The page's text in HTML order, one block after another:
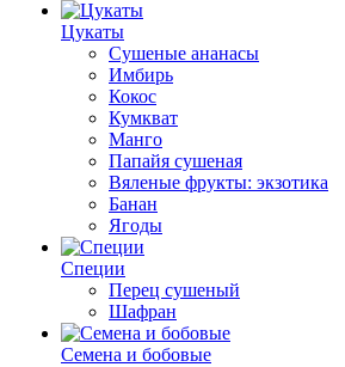
Цукаты
Cушеные ананасы
Имбирь
Кокос
Кумкват
Манго
Папайя сушеная
Вяленые фрукты: экзотика
Банан
Ягоды
Специи
Перец сушеный
Шафран
Семена и бобовые